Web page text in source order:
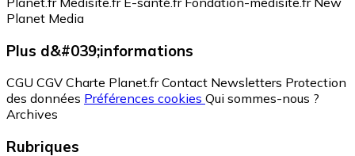
Planet Media
Plus d&#039;informations
CGU CGV Charte Planet.fr Contact Newsletters Protection
des données Préférences cookies Qui sommes-nous ?
Archives
Rubriques